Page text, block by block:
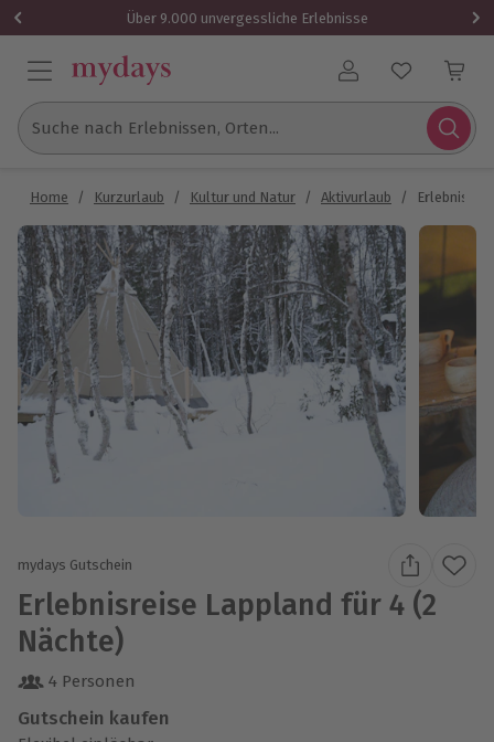
Über 9.000 unvergessliche Erlebnisse
Benutzerkonto
Suche nach Erlebnissen, Orten...
Home / Kurzurlaub / Kultur und Natur / Aktivurlaub /
mydays Gutschein
Erlebnisreise Lappland für 4 (2
Nächte)
4 Personen
Gutschein kaufen